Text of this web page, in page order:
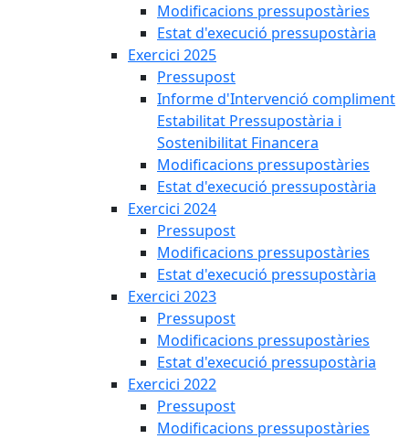
Modificacions pressupostàries
Estat d'execució pressupostària
Exercici 2025
Pressupost
Informe d'Intervenció compliment
Estabilitat Pressupostària i
Sostenibilitat Financera
Modificacions pressupostàries
Estat d'execució pressupostària
Exercici 2024
Pressupost
Modificacions pressupostàries
Estat d'execució pressupostària
Exercici 2023
Pressupost
Modificacions pressupostàries
Estat d'execució pressupostària
Exercici 2022
Pressupost
Modificacions pressupostàries